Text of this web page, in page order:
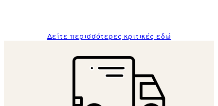
Δείτε περισσότερες κριτικές εδώ